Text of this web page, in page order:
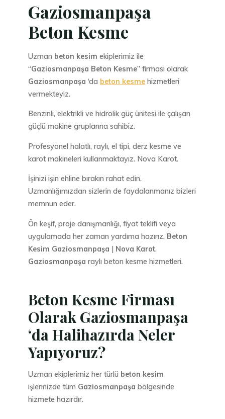
Gaziosmanpaşa
Beton Kesme
Uzman beton kesimekiplerimiz ile
“Gaziosmanpaşa Beton Kesme” firması olarak
Gaziosmanpaşa‘da beton kesme hizmetleri
vermekteyiz.
Benzinli, elektrikli ve hidrolik güç ünitesi ile çalışan
güçlü makine gruplarına sahibiz.
Profesyonel halatlı, raylı, el tipi, derz kesme ve
karot makineleri kullanmaktayız. Nova Karot.
İşinizi işin ehline bırakın rahat edin.
Uzmanlığımızdan sizlerin de faydalanmanız bizleri
memnun eder.
Ön keşif, proje danışmanlığı, fiyat teklifi veya
uygulamada her zaman yardıma hazırız. Beton
Kesim Gaziosmanpaşa | Nova Karot.
Gaziosmanpaşaraylı beton kesme hizmetleri.
Beton Kesme Firması
Olarak Gaziosmanpaşa
‘da Halihazırda Neler
Yapıyoruz?
Uzman ekiplerimiz her türlü beton kesim
işlerinizde tüm Gaziosmanpaşabölgesinde
hizmete hazırdır.